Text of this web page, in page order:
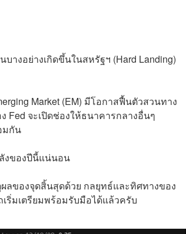
งอย่างเกิดขึ้นในสหรัฐฯ (Hard Landing)
Market (EM) มีโอกาสฟื้นตัวสวนทาง
Fed จะเปิดช่องให้ธนาคารกลางอื่นๆ
มกัน
งของปีนี้แน่นอน
ลของจุดสิ้นสุดด้วย กลยุทธ์และทิศทางของ
ริ่มเตรียมพร้อมรับมือได้แล้วครับ